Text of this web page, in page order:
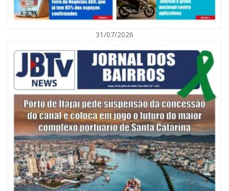
07/08/2026 | 07:00
Nem toda violência deixa marcas: conheça os sinais de alerta da
BALNEÁRIO CAMBORIÚ
31/07/2026